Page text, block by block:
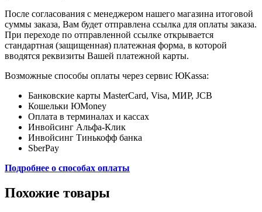
После согласования с менеджером нашего магазина итоговой
суммы заказа, Вам будет отправлена ссылка для оплаты заказа.
При переходе по отправленной ссылке открывается
стандартная (защищенная) платежная форма, в которой
вводятся реквизиты Вашей платежной карты.
Возможные способы оплаты через сервис ЮKassa:
Банковские карты MasterCard, Visa, МИР, JCB
Кошельки ЮMoney
Оплата в терминалах и кассах
Инвойсинг Альфа-Клик
Инвойсинг Тинькофф банка
SberPay
Подробнее о способах оплаты
Похожие товары